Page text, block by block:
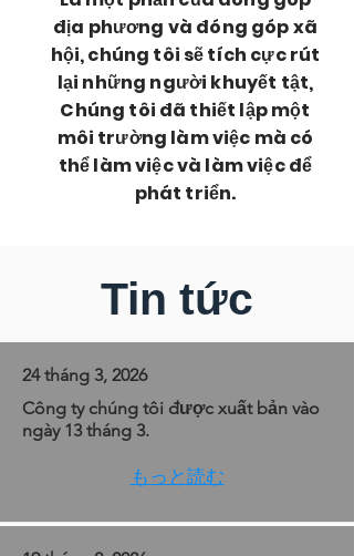
địa phương và đóng góp xã
hội, chúng tôi sẽ tích cực rút
lại những người khuyết tật,
Chúng tôi đã thiết lập một
môi trường làm việc mà có
thể làm việc và làm việc để
phát triển.
Tin tức
24 tháng 3, 2026
Công ty chúng tôi được xuất bản vào
ngày 13 tháng 3.
もっと読む